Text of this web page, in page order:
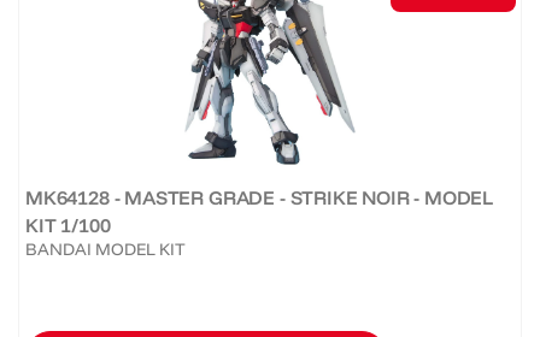
MK64128 - MASTER GRADE - STRIKE NOIR - MODEL
KIT 1/100
BANDAI MODEL KIT